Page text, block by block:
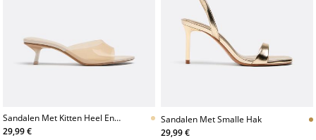
Sandalen Met Kitten Heel En
Vinyl Band
29,99 €
Sandalen Met Smalle Hak
29,99 €